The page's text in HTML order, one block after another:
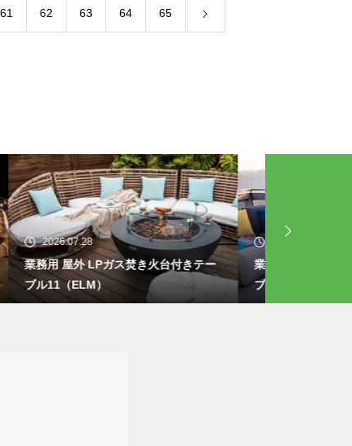
61 62 63 64 65
ー
2026.07.25
業務用 屋外 LPガス焚き火台付きテー
ブル10（ELM）